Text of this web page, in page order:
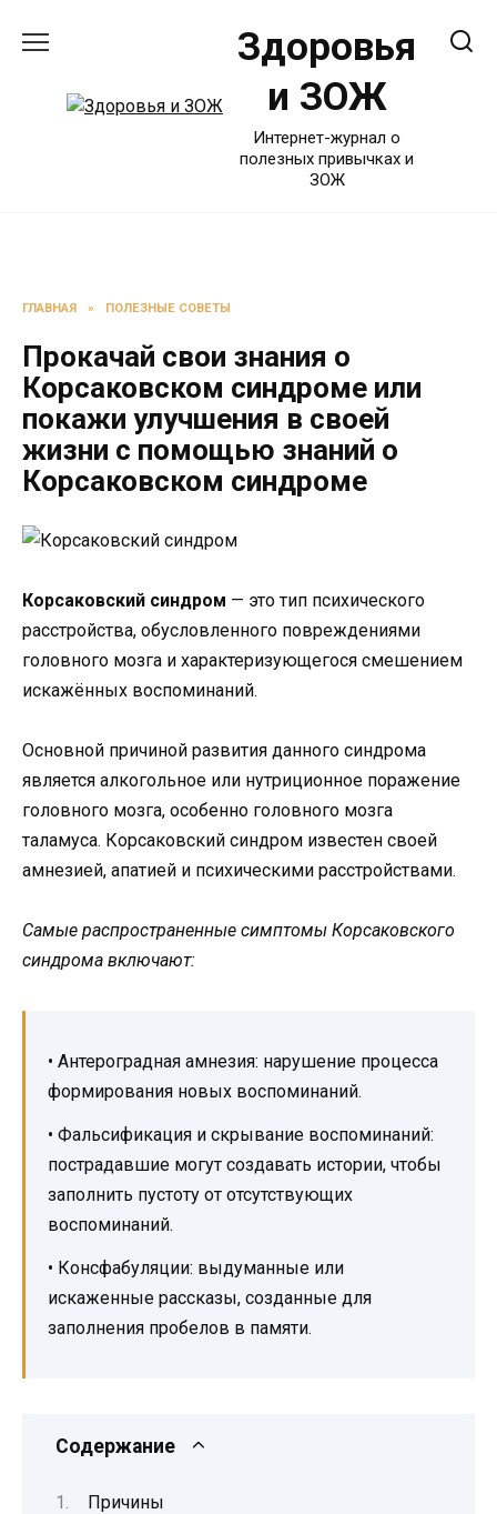
Здоровья
и ЗОЖ
Интернет-журнал о
полезных привычках и
ЗОЖ
ГЛАВНАЯ » ПОЛЕЗНЫЕ СОВЕТЫ
Прокачай свои знания о
Корсаковском синдроме или
покажи улучшения в своей
жизни с помощью знаний о
Корсаковском синдроме
Корсаковский синдром — это тип психического
расстройства, обусловленного повреждениями
головного мозга и характеризующегося смешением
искажённых воспоминаний.
Основной причиной развития данного синдрома
является алкогольное или нутриционное поражение
головного мозга, особенно головного мозга
таламуса. Корсаковский синдром известен своей
амнезией, апатией и психическими расстройствами.
Самые распространенные симптомы Корсаковского
синдрома включают:
• Антероградная амнезия: нарушение процесса
формирования новых воспоминаний.
• Фальсификация и скрывание воспоминаний:
пострадавшие могут создавать истории, чтобы
заполнить пустоту от отсутствующих
воспоминаний.
• Консфабуляции: выдуманные или
искаженные рассказы, созданные для
заполнения пробелов в памяти.
Содержание
Причины